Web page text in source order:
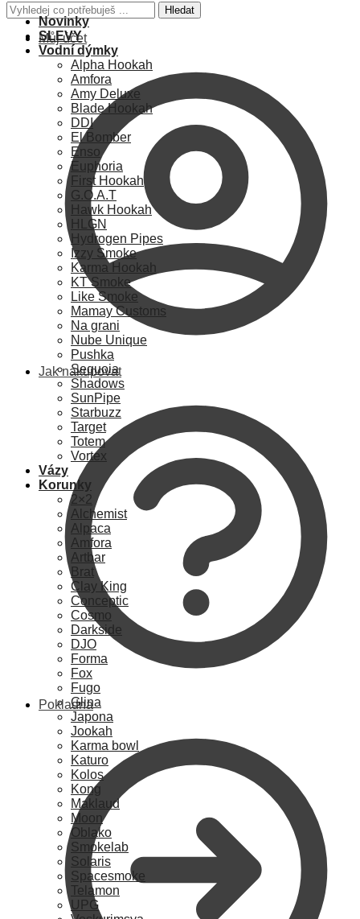
Hledat: Hledat
Můj účet
Jak nakupovat
Pokladna
Novinky
SLEVY
Vodní dýmky
Alpha Hookah
Amfora
Amy Deluxe
Blade Hookah
DDI
El Bomber
Enso
Euphoria
First Hookah
G.O.A.T
Hawk Hookah
HLGN
Hydrogen Pipes
Izzy Smoke
Karma Hookah
KT Smoke
Like Smoke
Mamay Customs
Na grani
Nube Unique
Pushka
Sequoia
Shadows
SunPipe
Starbuzz
Target
Totem
Vortex
Vázy
Korunky
2×2
Alchemist
Alpaca
Amfora
Artbar
Brat
Clay King
Conceptic
Cosmo
Darkside
DJO
Forma
Fox
Fugo
Glina
Japona
Jookah
Karma bowl
Katuro
Kolos
Kong
Maklaud
Moon
Oblako
Smokelab
Solaris
Spacesmoke
Telamon
UPG